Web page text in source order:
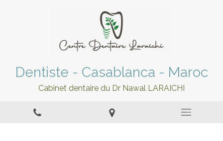
Dentiste - Casablanca - Maroc
Cabinet dentaire du Dr Nawal LARAICHI